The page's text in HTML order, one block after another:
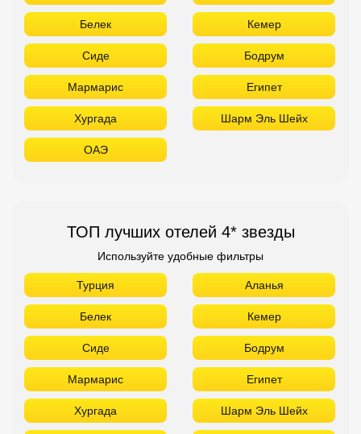
Белек Кемер
Сиде Бодрум
Мармарис Египет
Хургада Шарм Эль Шейх
ОАЭ
ТОП лучших отелей 4* звезды
Используйте удобные фильтры
Турция Аланья
Белек Кемер
Сиде Бодрум
Мармарис Египет
Хургада Шарм Эль Шейх